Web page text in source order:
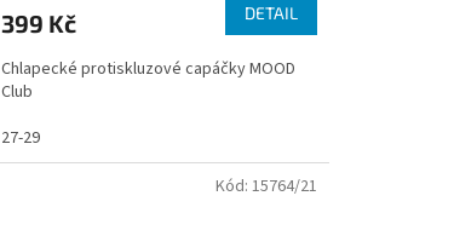
399 Kč DETAIL
Chlapecké protiskluzové capáčky MOOD
Club
27-29
Kód: 15764/21